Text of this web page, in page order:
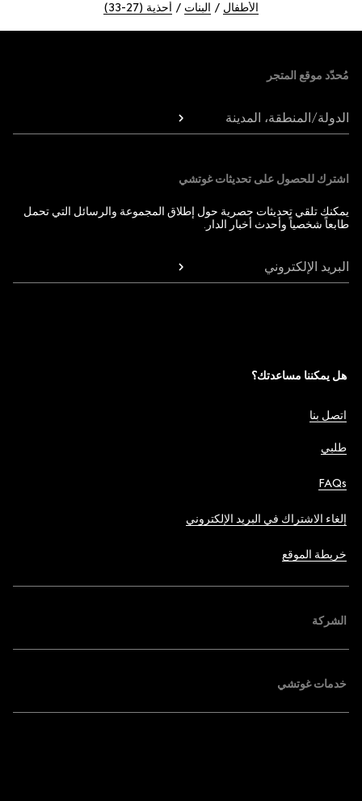
الأطفال البنات أحذية (27-33)
مُحدّد موقع المتجر
الدولة/المنطقة، المدينة
اشترك للحصول على تحديثات غوتشي
يمكنك تلقي تحديثات حصرية حول إطلاق المجموعة والرسائل التي تحمل
طابعاً شخصياً وأحدث أخبار الدار.
البريد الإلكتروني
هل يمكننا مساعدتك؟
اتصل بنا
طلبي
FAQs
إلغاء الاشتراك في البريد الإلكتروني
خريطة الموقع
الشركة
خدمات غوتشي